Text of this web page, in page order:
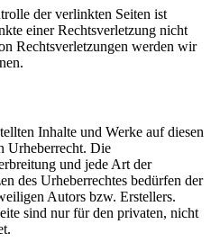
der verlinkten Seiten ist
einer Rechtsverletzung nicht
Rechtsverletzungen werden wir
Inhalte und Werke auf diesen
Urheberrecht. Die
und jede Art der
des Urheberrechtes bedürfen der
Autors bzw. Erstellers.
sind nur für den privaten, nicht